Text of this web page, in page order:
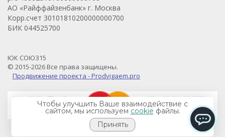
АО «Райффайзенбанк» г. Москва
Корр.счет 30101810200000000700
БИК 044525700
ЮК СОЮЗ15
© 2015-2026 Все права защищены.
Продвижение проекта - Prodvigaem.pro
Чтобы улучшить Ваше взаимодействие с
сайтом, мы используем cookie файлы.
Принять
ChatApp